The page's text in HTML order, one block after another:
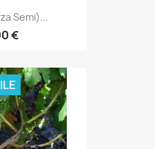
Semi)...
€